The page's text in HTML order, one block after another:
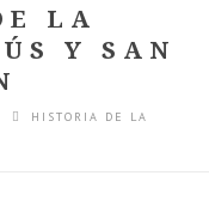
LA
Y SAN
HISTORIA DE LA